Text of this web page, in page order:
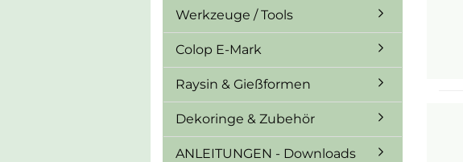
Werkzeuge / Tools
Colop E-Mark
Raysin & Gießformen
Dekoringe & Zubehör
ANLEITUNGEN - Downloads